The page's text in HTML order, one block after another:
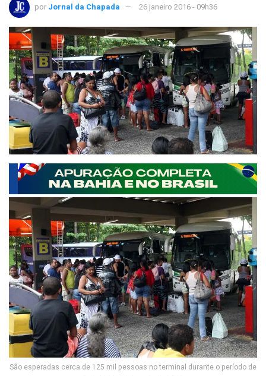
por Jornal da Chapada 26 janeiro 2016 - 09h36
São esperadas cerca de 125 mil pessoas no terminal durante o período de